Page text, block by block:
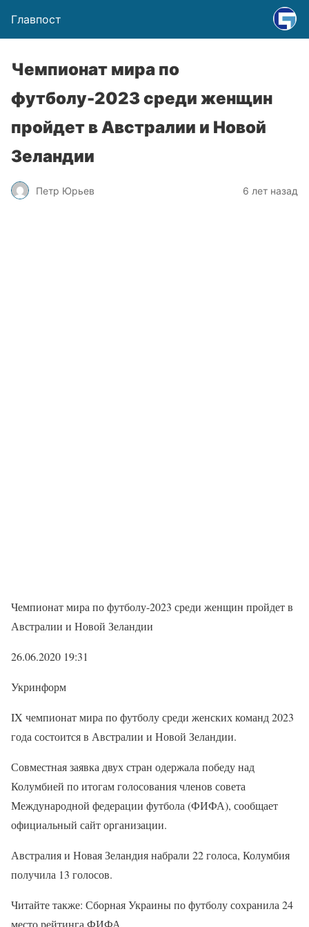
Главпост
Чемпионат мира по
футболу-2023 среди женщин
пройдет в Австралии и Новой
Зеландии
Петр Юрьев 6 лет назад
Чемпионат мира по футболу-2023 среди женщин пройдет в
Австралии и Новой Зеландии
26.06.2020 19:31
Укринформ
IX чемпионат мира по футболу среди женских команд 2023
года состоится в Австралии и Новой Зеландии.
Совместная заявка двух стран одержала победу над
Колумбией по итогам голосования членов совета
Международной федерации футбола (ФИФА), сообщает
официальный сайт организации.
Австралия и Новая Зеландия набрали 22 голоса, Колумбия
получила 13 голосов.
Читайте также: Сборная Украины по футболу сохранила 24
место рейтинга ФИФА